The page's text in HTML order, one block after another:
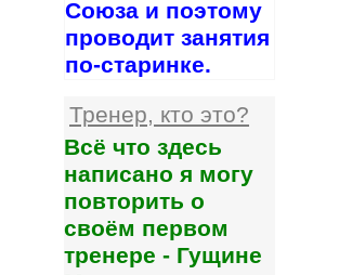
Союза и поэтому
проводит занятия
по-старинке.
Тренер, кто это?
Всё что здесь
написано я могу
повторить о
своём первом
тренере - Гущине